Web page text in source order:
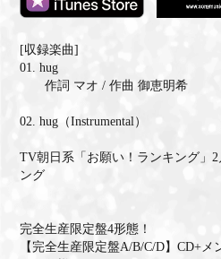
[収録楽曲]
01. hug
作詞 マオ / 作曲 御恵明希
02. hug（Instrumental）
TV朝日系「お願い！ランキング」
ング
完全生産限定盤4形態！
【完全生産限定盤A/B/C/D】CD+